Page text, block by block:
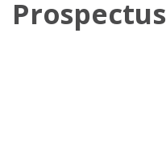
Prospectus